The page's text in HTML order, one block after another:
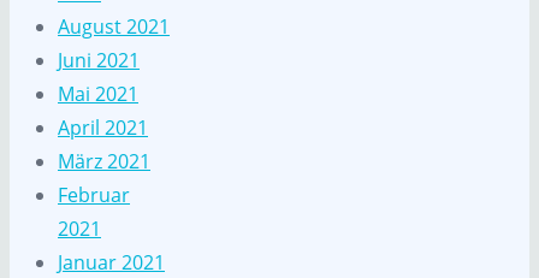
August 2021
Juni 2021
Mai 2021
April 2021
März 2021
Februar
2021
Januar 2021